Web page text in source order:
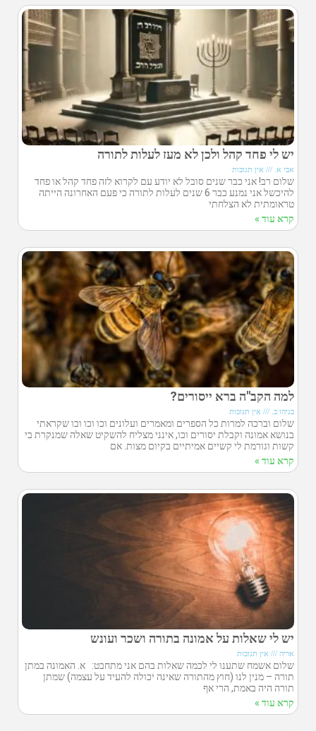
יש לי פחד קהל ולכן לא מעז לעלות לתורה
אבי א. אין תגובות
שלום רב! אני כבר שנים סובל לא יודע עם לקרוא לזה פחד קהל או פחד
להיכשל אני נמנע כבר 6 שנים לעלות לתורה כי פעם האחרונה הייתה
טראומתית לא הצלחתי
קרא עוד »
למה הקב"ה ברא ייסורים?
בניהו כ. אין תגובות
שלום וברכה למרות כל הספרים ומאמרים ועלונים וכו וכו וכו שקראתי
בנושא אמונה וקבלת יסורים וכו, אינני מצליח להשקיט שאלה שמנקרת בי
קשות וגורמת לי קשיים אמיתיים בקיום מצות. אם
קרא עוד »
יש לי שאלות על אמונה בתורה ושכר ועונש
אריה אין תגובות
שלום אשמח שתענו לי לכמה שאלות בהם אני מתחבט: א. האמונה במתן
תורה – מנין לנו (חוץ מהתורה שאינה יכולה להעיד על עצמה) שמתן
תורה היה באמת, הרי אף
קרא עוד »